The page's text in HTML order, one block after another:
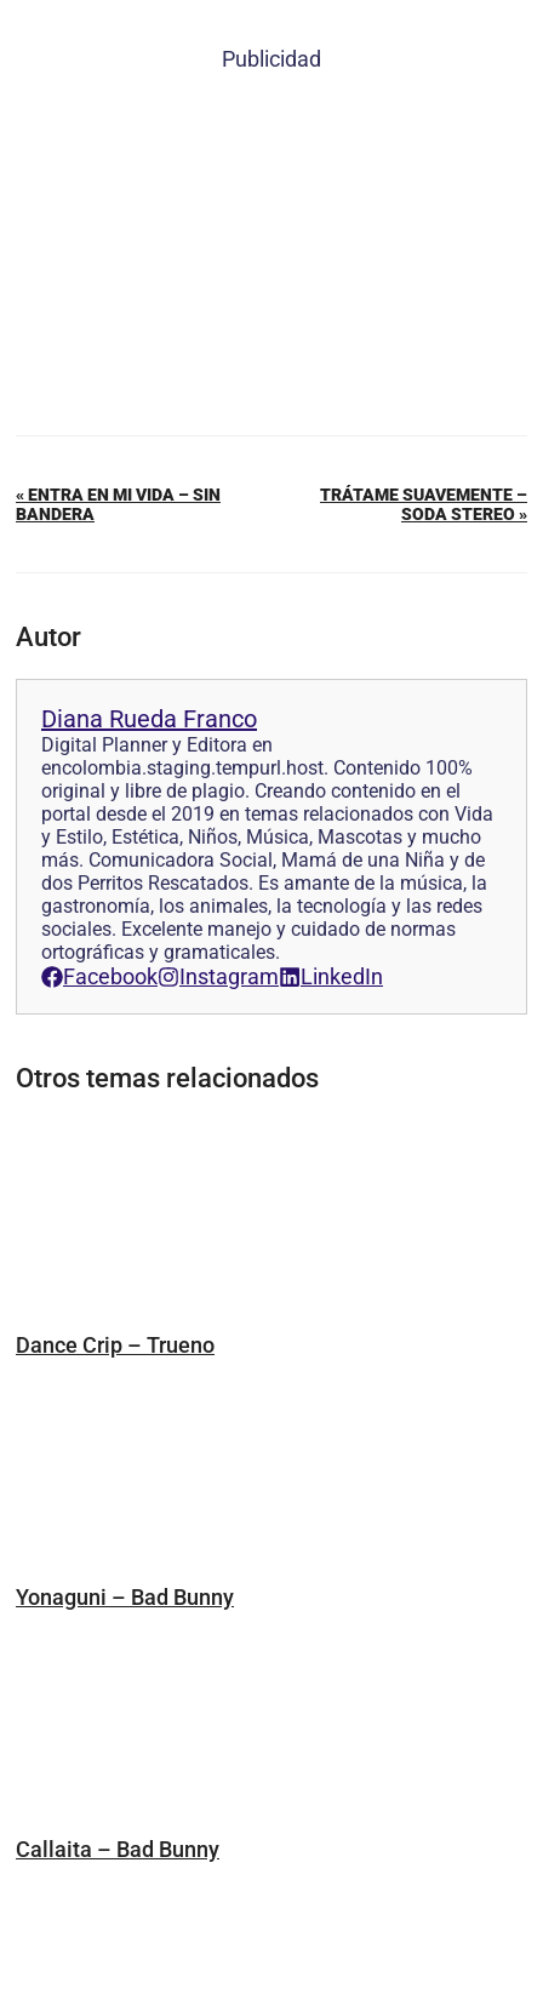
Publicidad
« ENTRA EN MI VIDA – SIN
BANDERA
TRÁTAME SUAVEMENTE –
SODA STEREO »
Autor
Diana Rueda Franco
Digital Planner y Editora en
encolombia.staging.tempurl.host. Contenido 100%
original y libre de plagio. Creando contenido en el
portal desde el 2019 en temas relacionados con Vida
y Estilo, Estética, Niños, Música, Mascotas y mucho
más. Comunicadora Social, Mamá de una Niña y de
dos Perritos Rescatados. Es amante de la música, la
gastronomía, los animales, la tecnología y las redes
sociales. Excelente manejo y cuidado de normas
ortográficas y gramaticales.
Facebook Instagram LinkedIn
Otros temas relacionados
Dance Crip – Trueno
Yonaguni – Bad Bunny
Callaita – Bad Bunny